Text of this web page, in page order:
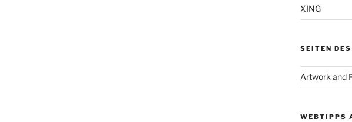
XING
SEITEN
Artwork and
WEBTIPPS